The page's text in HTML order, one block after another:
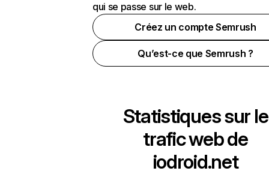
qui se passe sur le web.
Créez un compte Semrush
Qu’est-ce que Semrush ?
Statistiques sur le
trafic web de
iodroid.net